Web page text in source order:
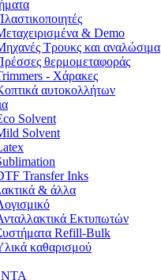
& Demo
Τρουκς και αναλώσιμα
θερμομεταφοράς
- Χάρακες
αυτοκολλήτων
Solvent
Solvent
Transfer Inks
& άλλα
Εκτυπωτών
Refill-Bulk
καθαρισμού